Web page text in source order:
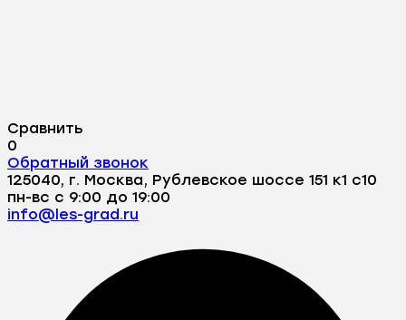
Сравнить
0
Обратный звонок
125040, г. Москва, Рублевское шоссе 151 к1 с10
пн-вс с 9:00 до 19:00
info@les-grad.ru